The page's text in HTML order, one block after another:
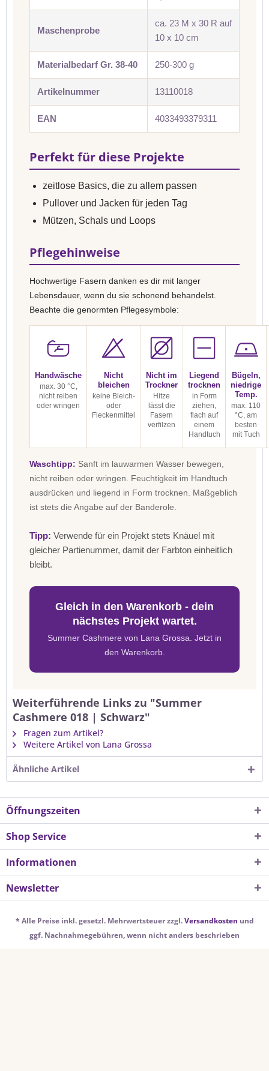
Maschenprobe
ca. 23 M x 30 R auf
10 x 10 cm
Materialbedarf Gr. 38-40 250-300 g
Artikelnummer 13110018
EAN 4033493379311
Perfekt für diese Projekte
zeitlose Basics, die zu allem passen
Pullover und Jacken für jeden Tag
Mützen, Schals und Loops
Pflegehinweise
Hochwertige Fasern danken es dir mit langer
Lebensdauer, wenn du sie schonend behandelst.
Beachte die genormten Pflegesymbole:
Handwäsche
max. 30 °C,
nicht reiben
oder wringen
Nicht
bleichen
keine Bleich-
oder
Fleckenmittel
Nicht im
Trockner
Hitze
lässt die
Fasern
verfilzen
Liegend
trocknen
in Form
ziehen,
flach auf
einem
Handtuch
Bügeln,
niedrige
Temp.
max. 110
°C, am
besten
mit Tuch
Waschtipp: Sanft im lauwarmen Wasser bewegen,
nicht reiben oder wringen. Feuchtigkeit im Handtuch
ausdrücken und liegend in Form trocknen. Maßgeblich
ist stets die Angabe auf der Banderole.
Tipp: Verwende für ein Projekt stets Knäuel mit
gleicher Partienummer, damit der Farbton einheitlich
bleibt.
Gleich in den Warenkorb - dein
nächstes Projekt wartet.
Summer Cashmere von Lana Grossa. Jetzt in
den Warenkorb.
Weiterführende Links zu "Summer
Cashmere 018 | Schwarz"
Fragen zum Artikel?
Weitere Artikel von Lana Grossa
Ähnliche Artikel
Öffnungszeiten
Shop Service
Informationen
Newsletter
* Alle Preise inkl. gesetzl. Mehrwertsteuer zzgl.Versandkosten und
ggf. Nachnahmegebühren, wenn nicht anders beschrieben